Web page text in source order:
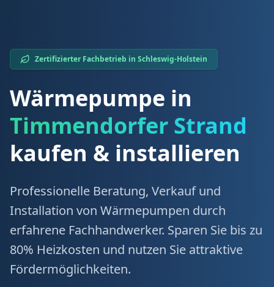
Zertifizierter Fachbetrieb in Schleswig-Holstein
Wärmepumpe in
Timmendorfer Strand
kaufen & installieren
Professionelle Beratung, Verkauf und
Installation von Wärmepumpen durch
erfahrene Fachhandwerker. Sparen Sie bis zu
80% Heizkosten und nutzen Sie attraktive
Fördermöglichkeiten.